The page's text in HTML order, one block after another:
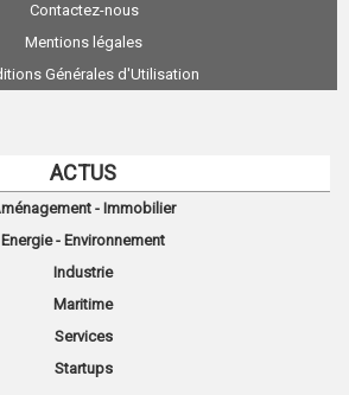
Contactez-nous
Mentions légales
Générales d'Utilisation
ACTUS
- Immobilier
Energie - Environnement
Industrie
Maritime
Services
Startups